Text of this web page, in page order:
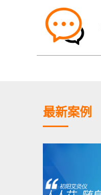
最新案例